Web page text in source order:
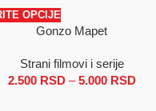
OPCIJE
Gonzo Mapet
Strani filmovi i serije
2.500 RSD – 5.000 RSD